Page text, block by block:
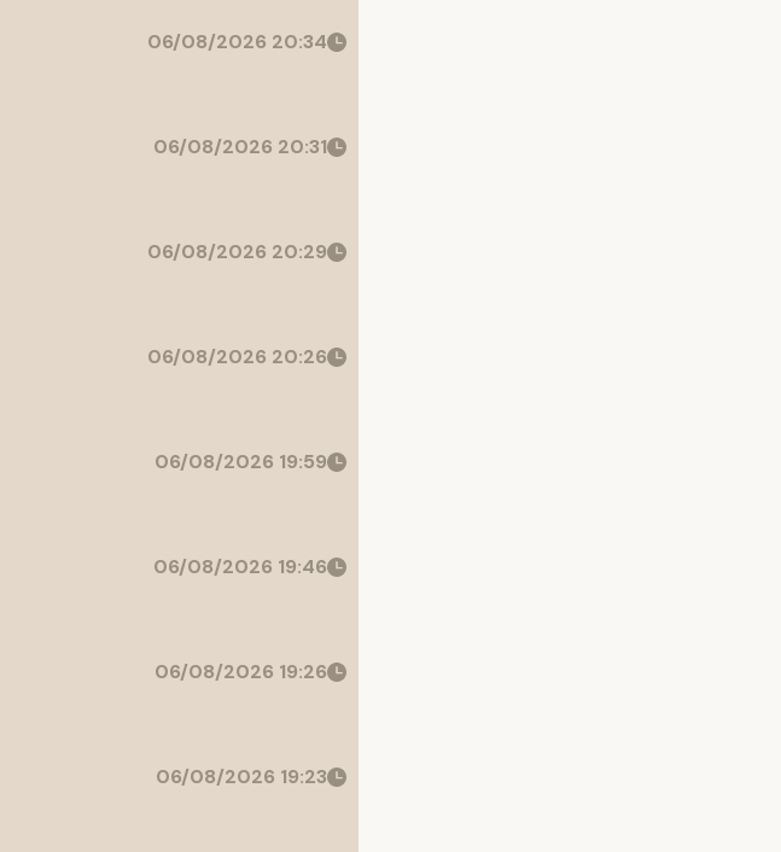
06/08/2026 20:34
06/08/2026 20:31
06/08/2026 20:29
06/08/2026 20:26
06/08/2026 19:59
06/08/2026 19:46
06/08/2026 19:26
06/08/2026 19:23